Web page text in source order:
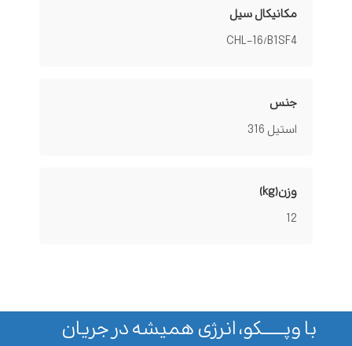
مکانیکال سیل
CHL-16/B1SF4
جنس
استیل 316
وزن(kg)
12
با وپـــــــکو، انرژی همیشه در جریان